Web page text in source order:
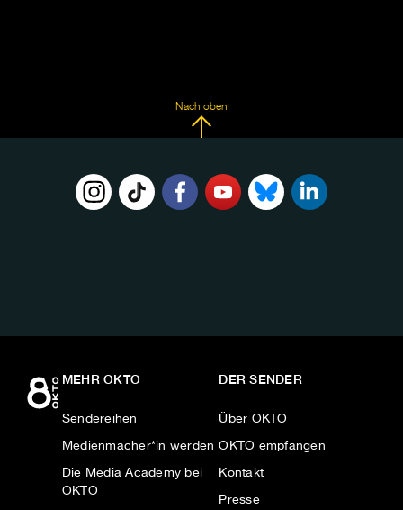
Nach oben
MEHR OKTO
Sendereihen
Medienmacher*in werden
Die Media Academy bei
OKTO
DER SENDER
Über OKTO
OKTO empfangen
Kontakt
Presse